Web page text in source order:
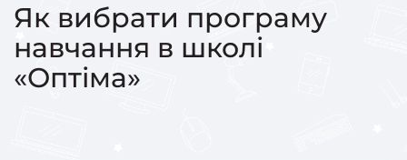
Як вибрати програму
навчання в школі
«Оптіма»